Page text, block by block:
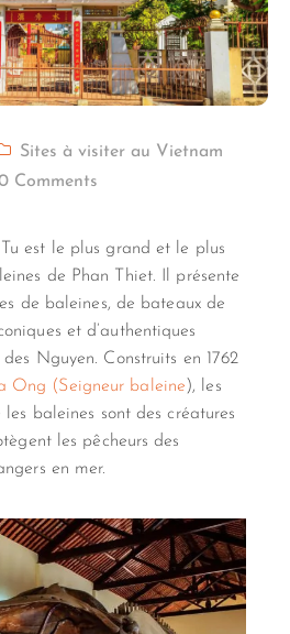
Sites à visiter au Vietnam
Comments
est le plus grand et le plus
de Phan Thiet. Il présente
de baleines, de bateaux de
et d’authentiques
Nguyen. Construits en 1762
Ong (Seigneur baleine), les
baleines sont des créatures
les pêcheurs des
en mer.